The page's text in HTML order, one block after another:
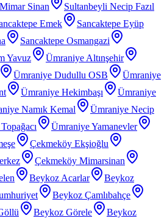
Sinan
Sultanbeyli Necip Fazıl
Emek
Sancaktepe Eyüp
Sancaktepe Osmangazi
Yavuz
Ümraniye Altınşehir
Ümraniye Dudullu OSB
Ümraniye
Ümraniye Hekimbaşı
Ümraniye
Namık Kemal
Ümraniye Necip
Ümraniye Yamanevler
Çekmeköy Ekşioğlu
Çekmeköy Mimarsinan
Beykoz Acarlar
Beykoz
Beykoz Çamlıbahçe
Beykoz Görele
Beykoz